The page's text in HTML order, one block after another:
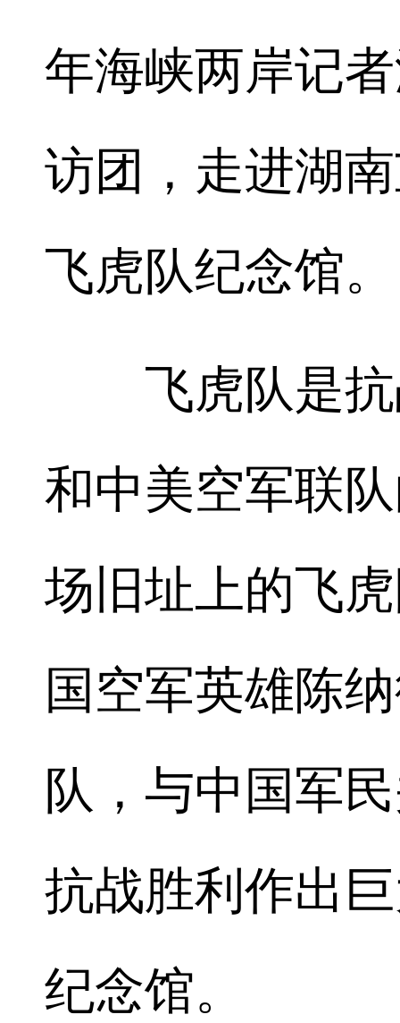
年海峡两岸记
访团，走进湖
飞虎队纪念馆。
飞虎队是抗
和中美空军联
场旧址上的飞
国空军英雄陈
队，与中国军
抗战胜利作出
纪念馆。